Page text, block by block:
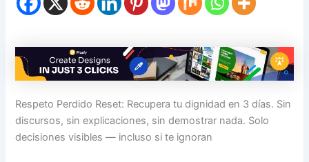
Respeto Perdido Reset: Recupera tu dignidad en 3 días. Sin
discursos, sin explicaciones, sin demostrar nada. Solo
decisiones visibles — incluso si te ignoran